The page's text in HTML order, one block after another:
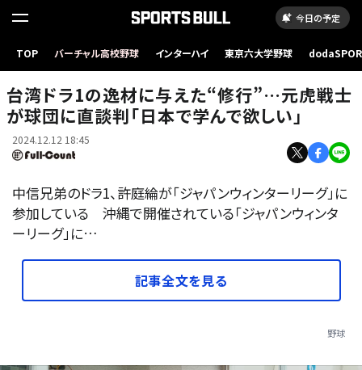
今日の予定
TOP バーチャル高校野球 インターハイ 東京六大学野球
中信兄弟の平野恵一監督（左）と許庭綸【写真：木村竜也】
台湾ドラ1の逸材に与えた“修行”…元虎戦士
が球団に直談判「日本で学んで欲しい」
2024.12.12 18:45
中信兄弟のドラ1、許庭綸が「ジャパンウィンターリーグ」に
参加している 沖縄で開催されている「ジャパンウィンタ
ーリーグ」に…
記事全文を見る
野球